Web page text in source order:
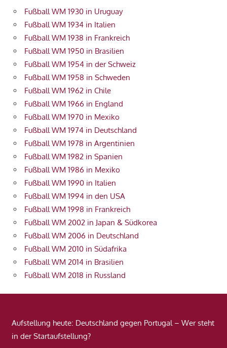
Fußball WM 1930 in Uruguay
Fußball WM 1934 in Italien
Fußball WM 1938 in Frankreich
Fußball WM 1950 in Brasilien
Fußball WM 1954 in der Schweiz
Fußball WM 1958 in Schweden
Fußball WM 1962 in Chile
Fußball WM 1966 in England
Fußball WM 1970 in Mexiko
Fußball WM 1974 in Deutschland
Fußball WM 1978 in Argentinien
Fußball WM 1982 in Spanien
Fußball WM 1986 in Mexiko
Fußball WM 1990 in Italien
Fußball WM 1994 in den USA
Fußball WM 1998 in Frankreich
Fußball WM 2002 in Japan & Südkorea
Fußball WM 2006 in Deutschland
Fußball WM 2010 in Südafrika
Fußball WM 2014 in Brasilien
Fußball WM 2018 in Russland
Aufstellung heute: Deutschland gegen Portugal – Wer steht
in der Startaufstellung?